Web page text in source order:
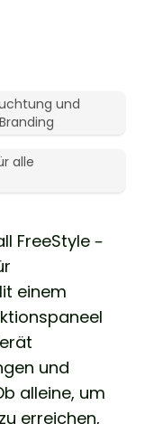
und
alle
FreeStyle –
einem
und
alleine, um
erreichen,